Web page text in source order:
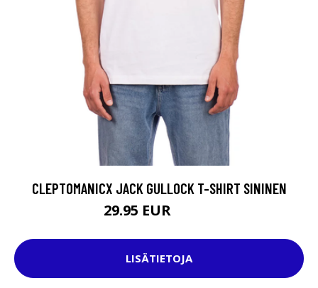
CLEPTOMANICX JACK GULLOCK T-SHIRT SININEN
29.95 EUR
LISÄTIETOJA